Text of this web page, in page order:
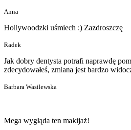
Anna
Hollywoodzki uśmiech :) Zazdroszczę
Radek
Jak dobry dentysta potrafi naprawdę
zdecydowałeś, zmiana jest bardzo
Barbara Wasilewska
Mega wygląda ten makijaż!